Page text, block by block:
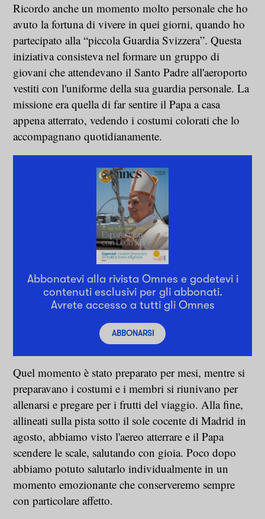
Ricordo anche un momento molto personale che ho
avuto la fortuna di vivere in quei giorni, quando ho
partecipato alla “piccola Guardia Svizzera”. Questa
iniziativa consisteva nel formare un gruppo di
giovani che attendevano il Santo Padre all'aeroporto
vestiti con l'uniforme della sua guardia personale. La
missione era quella di far sentire il Papa a casa
appena atterrato, vedendo i costumi colorati che lo
accompagnano quotidianamente.
Abbonatevi alla rivista Omnes e godetevi i
contenuti esclusivi per gli abbonati.
Avrete accesso a tutti gli Omnes
ABBONARSI
Quel momento è stato preparato per mesi, mentre si
preparavano i costumi e i membri si riunivano per
allenarsi e pregare per i frutti del viaggio. Alla fine,
allineati sulla pista sotto il sole cocente di Madrid in
agosto, abbiamo visto l'aereo atterrare e il Papa
scendere le scale, salutando con gioia. Poco dopo
abbiamo potuto salutarlo individualmente in un
momento emozionante che conserveremo sempre
con particolare affetto.